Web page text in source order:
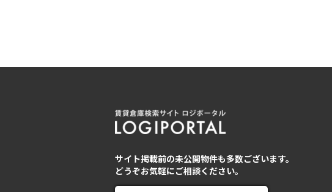
サイト掲載前の未公開物件も多数ございます。
どうぞお気軽にご相談ください。